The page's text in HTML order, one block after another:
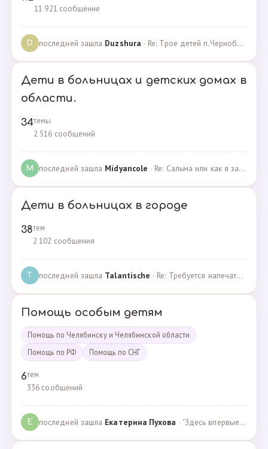
11 921 сообщение
D последней зашла Duzshura · Re: Трое детей п.Черноборский Чесменский район. · 27.06.2024
Дети в больницах и детских домах в
области.
34темы
2 516 сообщений
M последней зашла Midyancole · Re: Сальма или как я захотела помочь взросым сиротам · 16.12.2019
Дети в больницах в городе
38тем
2 102 сообщения
T последней зашла Talantische · Re: Требуется напечатать бейджики · 09.02.2024
Помощь особым детям
Помощь по Челябинску и Челябинской области
Помощь по РФ
Помощь по СНГ
6тем
336 сообщений
Е последней зашла Екатерина Пухова · "Здесь впервые поверили в моего сына и подарили над… · 09.09.2019